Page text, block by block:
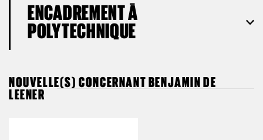
ENCADREMENT À
POLYTECHNIQUE
NOUVELLE(S) CONCERNANT BENJAMIN DE
LEENER